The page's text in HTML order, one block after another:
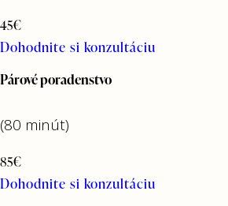
45€
Dohodnite si konzultáciu
Párové poradenstvo
(80 minút)
85€
Dohodnite si konzultáciu